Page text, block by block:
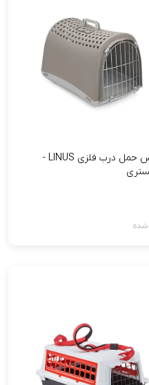
باکس حمل درب فلزی LINUS -
شده